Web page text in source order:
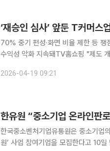
‘재승인 심사’ 앞둔 T커머스
70% 중기 편성·화면 비율 제한 등 쟁
수익성 악화 지속돼TV홈쇼핑 "제도 개선 절실" 한목소리 재승인
소와 이커머스 시장의 확장으로 업계
2026-04-19 09:21
한유원 “중소기업 온라인판
한국중소벤처기업유통원은 중소기업
원’ 사업 참여기업을 모집한다고 10일 밝혔다. 이번 사업은 온라인 플랫폼 기반